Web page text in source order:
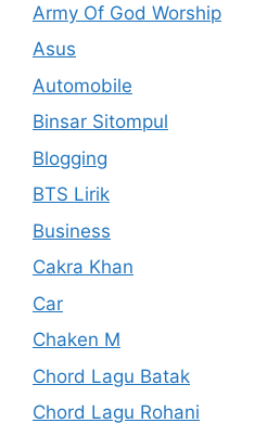
Army Of God Worship
Asus
Automobile
Binsar Sitompul
Blogging
BTS Lirik
Business
Cakra Khan
Car
Chaken M
Chord Lagu Batak
Chord Lagu Rohani